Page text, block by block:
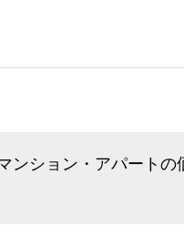
ンション・アパートの